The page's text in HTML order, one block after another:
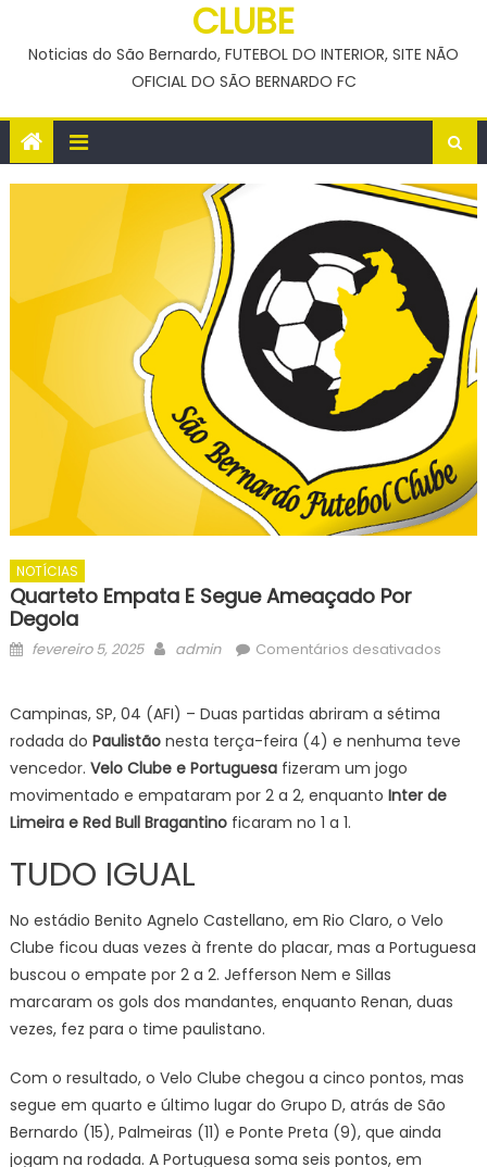
CLUBE
Noticias do São Bernardo, FUTEBOL DO INTERIOR, SITE NÃO
OFICIAL DO SÃO BERNARDO FC
NOTÍCIAS
Quarteto Empata E Segue Ameaçado Por
Degola
Posted
fevereiro 5, 2025 Author
admin Comentários desativadosem
segue
por
Campinas, SP, 04 (AFI) – Duas partidas abriram a sétima
rodada do Paulistãonesta terça-feira (4) e nenhuma teve
vencedor. Velo Clube e Portuguesafizeram um jogo
movimentado e empataram por 2 a 2, enquanto Inter de
Limeira e Red Bull Bragantinoficaram no 1 a 1.
TUDO IGUAL
No estádio Benito Agnelo Castellano, em Rio Claro, o Velo
Clube ficou duas vezes à frente do placar, mas a Portuguesa
buscou o empate por 2 a 2. Jefferson Nem e Sillas
marcaram os gols dos mandantes, enquanto Renan, duas
vezes, fez para o time paulistano.
Com o resultado, o Velo Clube chegou a cinco pontos, mas
segue em quarto e último lugar do Grupo D, atrás de São
Bernardo (15), Palmeiras (11) e Ponte Preta (9), que ainda
jogam na rodada. A Portuguesa soma seis pontos, em